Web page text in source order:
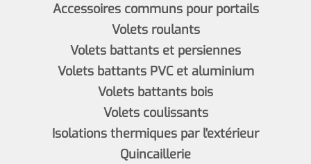
Accessoires communs pour portails
Volets roulants
Volets battants et persiennes
Volets battants PVC et aluminium
Volets battants bois
Volets coulissants
Isolations thermiques par l'extérieur
Quincaillerie